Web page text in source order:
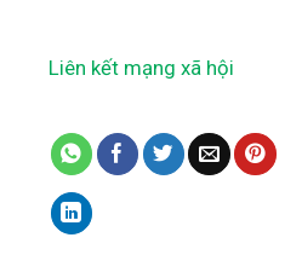
Liên kết mạng xã hội